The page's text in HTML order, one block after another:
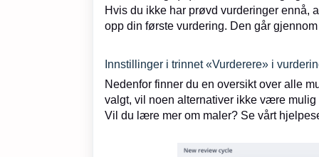
Hvis du ikke har prøvd vurderinger ennå,
opp din første vurdering. Den går
Innstillinger i trinnet «Vurderere» i
Nedenfor finner du en oversikt over alle
valgt, vil noen alternativer ikke være mulig
Vil du lære mer om maler? Se vårt